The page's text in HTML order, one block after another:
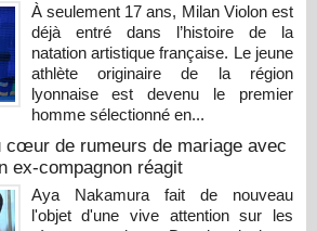
À seulement 17 ans, Milan Violon est
déjà entré dans l’histoire de la
natation artistique française. Le jeune
athlète originaire de la région
lyonnaise est devenu le premier
homme sélectionné en...
cœur de rumeurs de mariage avec
ex-compagnon réagit
Aya Nakamura fait de nouveau
l'objet d'une vive attention sur les